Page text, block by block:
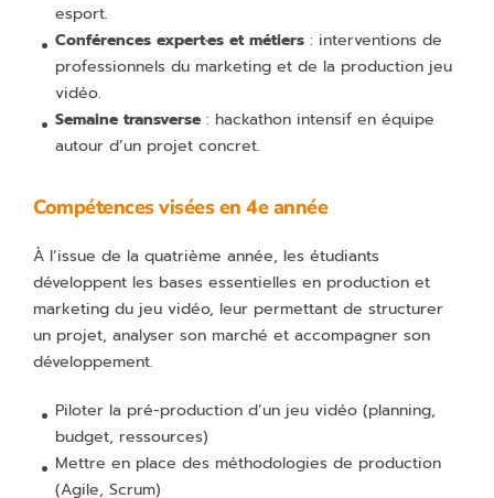
esport.
Conférences expert·es et métiers : interventions de
professionnels du marketing et de la production jeu
vidéo.
Semaine transverse : hackathon intensif en équipe
autour d’un projet concret.
Compétences visées en 4e année
À l’issue de la quatrième année, les étudiants
développent les bases essentielles en production et
marketing du jeu vidéo, leur permettant de structurer
un projet, analyser son marché et accompagner son
développement.
Piloter la pré-production d’un jeu vidéo (planning,
budget, ressources)
Mettre en place des méthodologies de production
(Agile, Scrum)